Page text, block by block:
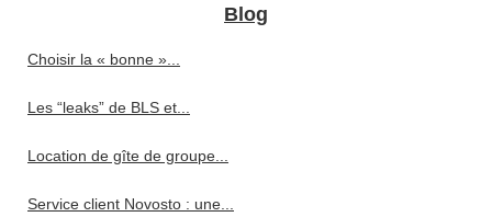
Blog
Choisir la « bonne »...
Les “leaks” de BLS et...
Location de gîte de groupe...
Service client Novosto : une...